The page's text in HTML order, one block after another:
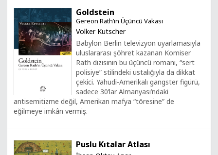
Goldstein
Gereon Rath’ın Üçüncü Vakası
Volker Kutscher
Babylon Berlin televizyon uyarlamasıyla
uluslararası şöhret kazanan Komiser
Rath dizisinin bu üçüncü romanı, “sert
polisiye” stilindeki ustalığıyla da dikkat
çekici. Yahudi-Amerikalı gangster figürü,
sadece 30’lar Almanyası’ndaki
antisemitizme değil, Amerikan mafya “töresine” de
eğilmeye imkân vermiş.
Puslu Kıtalar Atlası